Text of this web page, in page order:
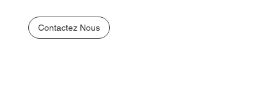
Contactez Nous